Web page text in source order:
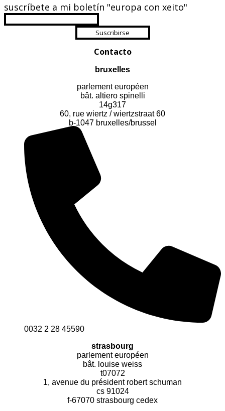
suscríbete a mi boletín "europa con xeito"
Suscribirse
Contacto
bruxelles
parlement européen
bât. altiero spinelli
14g317
60, rue wiertz / wiertzstraat 60
b-1047 bruxelles/brussel
0032 2 28 45590
strasbourg
parlement européen
bât. louise weiss
t07072
1, avenue du président robert schuman
cs 91024
f-67070 strasbourg cedex